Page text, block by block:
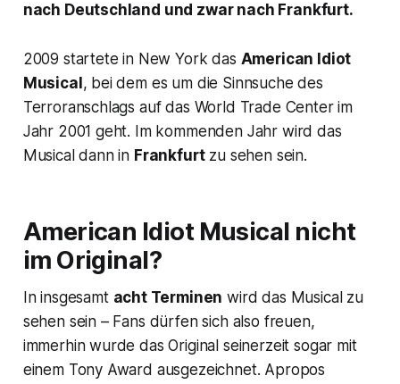
nach Deutschland und zwar nach Frankfurt.
2009 startete in New York das American Idiot
Musical , bei dem es um die Sinnsuche des
Terroranschlags auf das World Trade Center im
Jahr 2001 geht. Im kommenden Jahr wird das
Musical dann in Frankfurtzu sehen sein.
American Idiot Musical nicht
im Original?
In insgesamt acht Terminen wird das Musical zu
sehen sein – Fans dürfen sich also freuen,
immerhin wurde das Original seinerzeit sogar mit
einem Tony Award ausgezeichnet. Apropos